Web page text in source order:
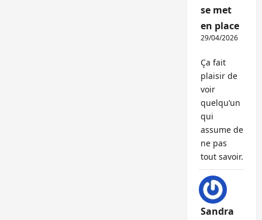
se met
en place
29/04/2026
Ça fait
plaisir de
voir
quelqu’un
qui
assume de
ne pas
tout savoir.
Sandra